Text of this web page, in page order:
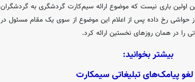
اولین باری نیست که موضوع ارائه سیم‌کارت گردشگری به گردشگران
حواشی رخ داده پس از اعلام این موضوع از سوی یک مقام مسئول در
را در همان روزهای نخستین ارائه کرد.
بیشتر بخوانید:
لغو پیامک‌های تبلیغاتی سیمکارت